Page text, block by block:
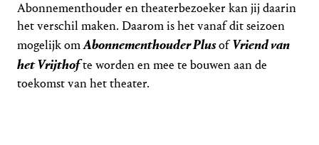
Abonnementhouder en theaterbezoeker kan jij daarin
het verschil maken. Daarom is het vanaf dit seizoen
mogelijk omAbonnementhouder PlusofVriend van
het Vrijthofte worden en mee te bouwen aan de
toekomst van het theater.